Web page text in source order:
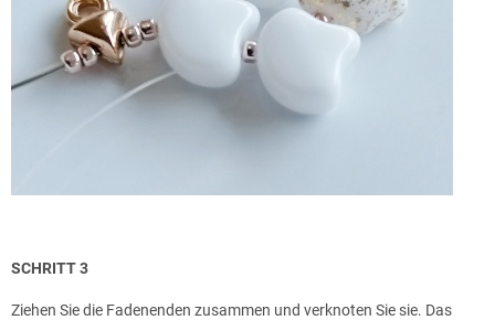
SCHRITT 3
Ziehen Sie die Fadenenden zusammen und verknoten Sie sie. Das